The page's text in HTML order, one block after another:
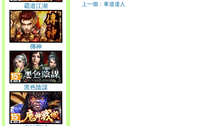
霸道江湖
傳神
黑色陰謀
上一個：車道達人